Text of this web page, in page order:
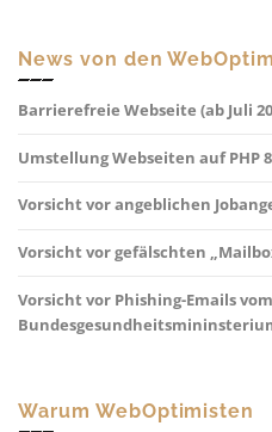
News von den
Barrierefreie Webseite (ab Juli
Umstellung Webseiten auf PHP
Vorsicht vor angeblichen
Vorsicht vor gefälschten
Vorsicht vor Phishing-Emails vom
Warum WebOptimisten